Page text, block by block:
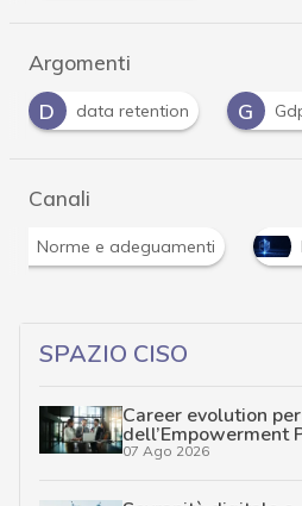
Argomenti
D
data retention G
Canali
Norme e adeguamenti
SPAZIO CISO
Career evolution
dell’Empowerment
07 Ago 2026